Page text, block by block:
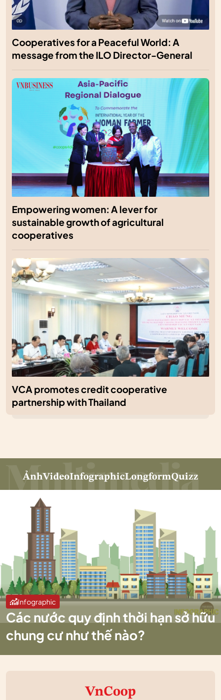
Cooperatives for a Peaceful World: A
message from the ILO Director-General
Empowering women: A lever for
sustainable growth of agricultural
cooperatives
VCA promotes credit cooperative
partnership with Thailand
ẢnhVideoInfographicLongformQuizz
Infographic
Các nước quy định thời hạn sở hữu
chung cư như thế nào?
VnCoop